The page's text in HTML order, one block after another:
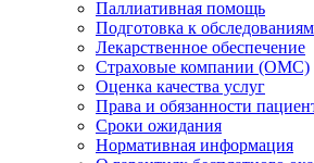
Паллиативная помощь
Подготовка к обследованиям
Лекарственное обеспечение
Страховые компании (ОМС)
Оценка качества услуг
Права и обязанности
Сроки ожидания
Нормативная информация